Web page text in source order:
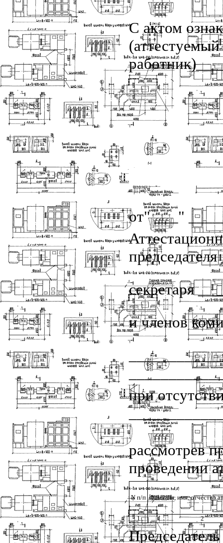
С актом
(аттестуемый
от" ___"
секретаря
и членов
при
рассмотрев
проведении
N п/п Фамилия, имя, отчество
1 2